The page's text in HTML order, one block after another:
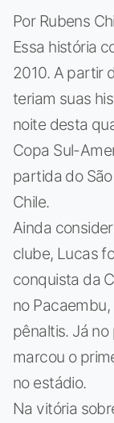
Por Rubens
Essa história
2010. A partir
teriam suas
noite desta
Copa Sul-
partida do
Chile.
Ainda
clube, Lucas
conquista da
no
pênaltis. Já
marcou o
no estádio.
Na vitória